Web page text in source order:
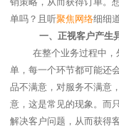
单吗？且听聚焦网络细细
一、正视客户产生
在整个业务过程中
单，每一个环节都可能还
品不满意，对服务不满意
意，这是常见的现象。而
解决客户问题，从而获得